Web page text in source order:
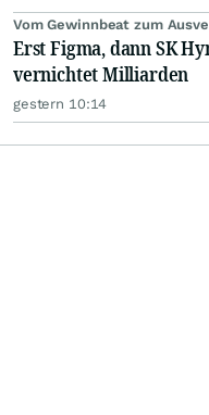
Vom Gewinnbeat zum
Erst Figma, dann SK
vernichtet Milliarden
gestern 10:14